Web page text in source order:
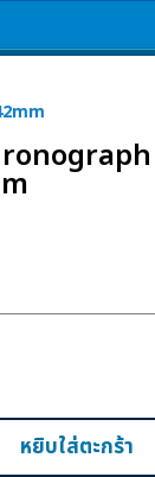
หยิบใส่ตะกร้า